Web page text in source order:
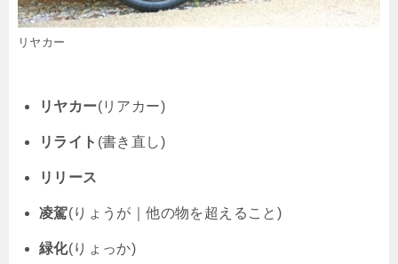
リヤカー
リヤカー(リアカー)
リライト (書き直し)
リリース
凌駕(りょうが｜他の物を超えること)
緑化(りょっか)